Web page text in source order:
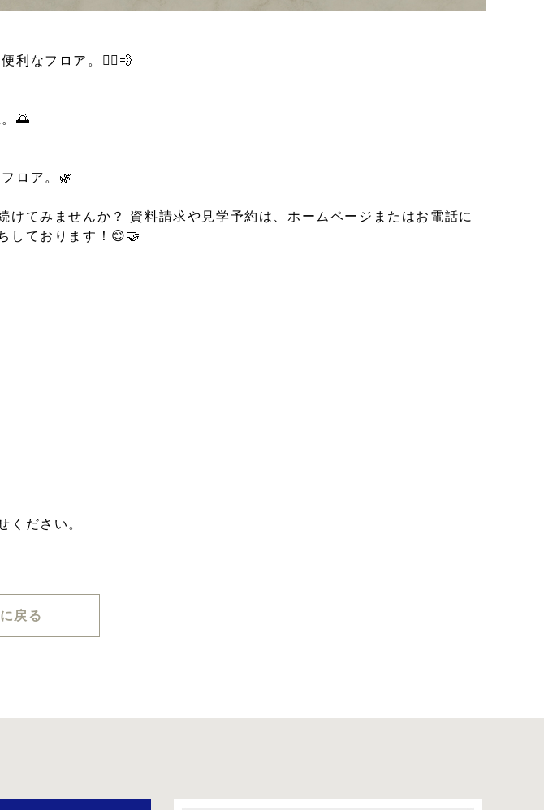
利なフロア。🚶‍♂️💨
🌅
ロア。🌿
けてみませんか？ 資料請求や見学予約は、ホームページまたはお電話に
しております！😊🤝
ください。
戻る